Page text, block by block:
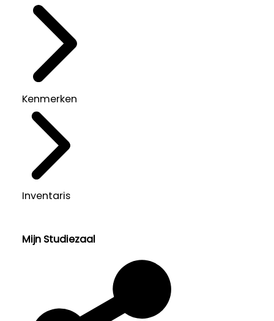
Kenmerken
Inventaris
Mijn Studiezaal